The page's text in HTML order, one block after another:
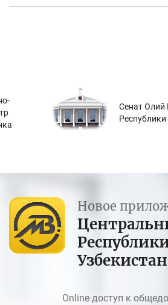
Сенат
Новое
Узбекистан
Online доступ к